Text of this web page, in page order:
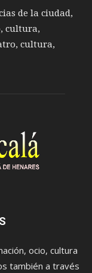
de la ciudad,
cultura,
cultura,
ocio, cultura
también a través